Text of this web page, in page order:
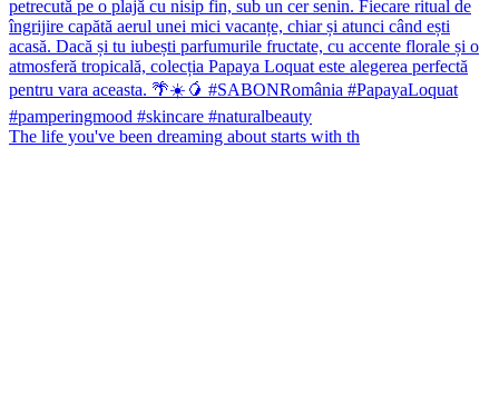
The life you've been dreaming about starts with th